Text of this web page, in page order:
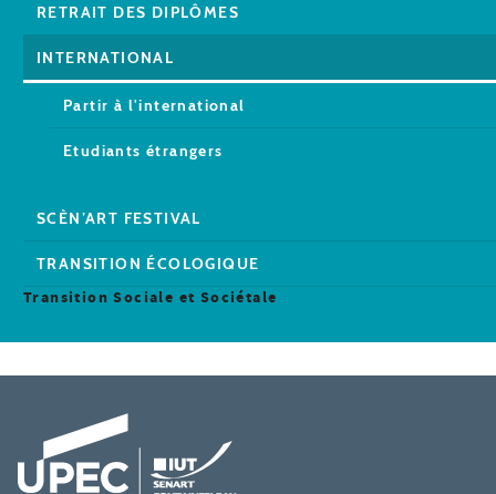
RETRAIT DES DIPLÔMES
INTERNATIONAL
Partir à l'international
Etudiants étrangers
SCÈN’ART FESTIVAL
TRANSITION ÉCOLOGIQUE
Transition Sociale et Sociétale